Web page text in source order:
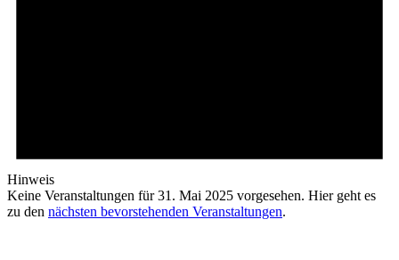
Hinweis
Keine Veranstaltungen für 31. Mai 2025 vorgesehen. Hier geht es
zu den nächsten bevorstehenden Veranstaltungen.